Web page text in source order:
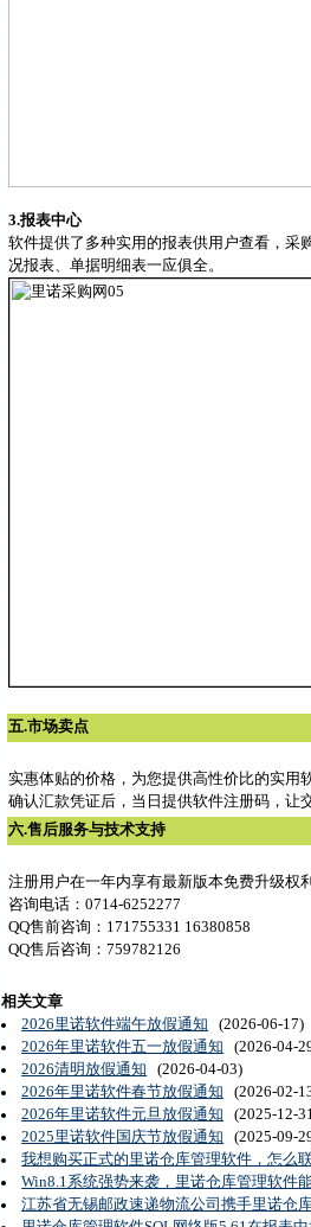
3.报表中心
软件提供了多种实用的报表供用户查看，采
况报表、单据明细表一应俱全。
五.市场卖点
实惠体贴的价格，为您提供高性价比的实用
确认汇款凭证后，当日提供软件注册码，让
六.售后服务与技术支持
注册用户在一年内享有最新版本免费升级权利
咨询电话：0714-6252277
QQ售前咨询：171755331 16380858
QQ售后咨询：759782126
相关文章
2026里诺软件端午放假通知 (2026-06-17)
2026年里诺软件五一放假通知 (2026-04-
2026清明放假通知 (2026-04-03)
2026年里诺软件春节放假通知 (2026-02-
2026年里诺软件元旦放假通知 (2025-12-
2025里诺软件国庆节放假通知 (2025-09-
我想购买正式的里诺仓库管理软件，怎么
Win8.1系统强势来袭，里诺仓库管理软件
江苏省无锡邮政速递物流公司携手里诺仓